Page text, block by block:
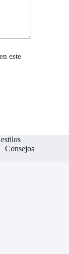
este
Consejos